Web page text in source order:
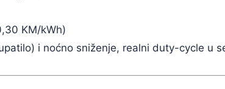
KM/kWh)
i noćno sniženje, realni duty-cycle u